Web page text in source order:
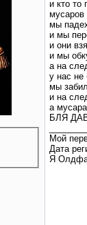
и кто то
мусаров
мы
и мы
и они
и мы
а на
у нас не
мы
и на
а
БЛЯ
Мой
Дата
Я